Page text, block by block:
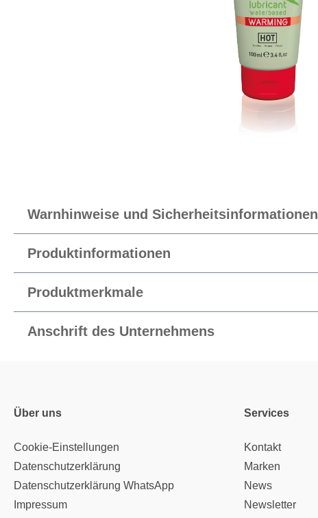
Warnhinweise und Sicherheitsinformationen
Produktinformationen
Produktmerkmale
Anschrift des Unternehmens
Über uns
Cookie-Einstellungen
Datenschutzerklärung
Datenschutzerklärung WhatsApp
Impressum
Services
Kontakt
Marken
News
Newsletter